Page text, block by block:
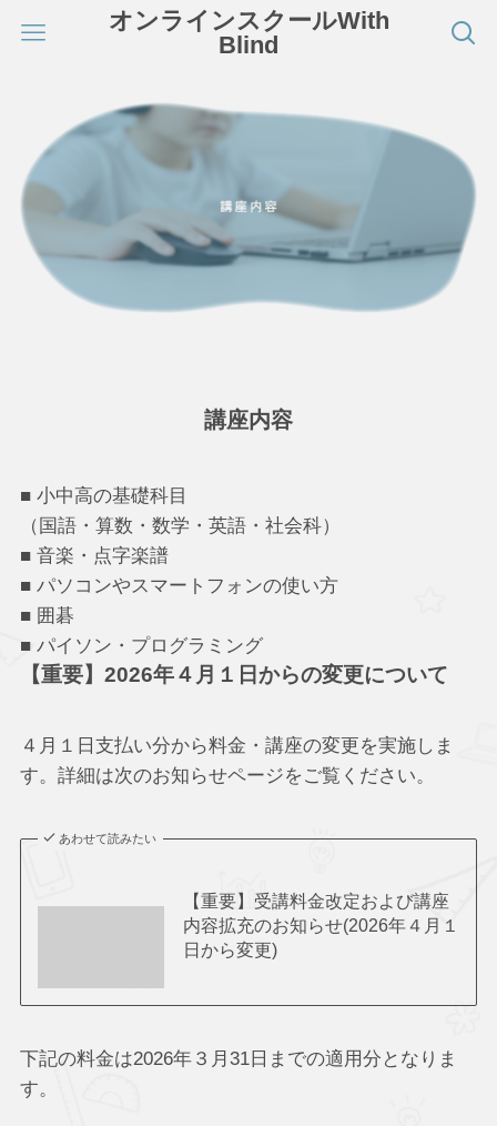
オンラインスクールWith
Blind
講座内容
■ 小中高の基礎科目
（国語・算数・数学・英語・社会科）
■ 音楽・点字楽譜
■ パソコンやスマートフォンの使い方
■ 囲碁
■ パイソン・プログラミング
【重要】2026年４月１日からの変更について
４月１日支払い分から料金・講座の変更を実施しま
す。詳細は次のお知らせページをご覧ください。
あわせて読みたい
【重要】受講料金改定および講座
内容拡充のお知らせ(2026年４月１
日から変更)
下記の料金は2026年３月31日までの適用分となりま
す。